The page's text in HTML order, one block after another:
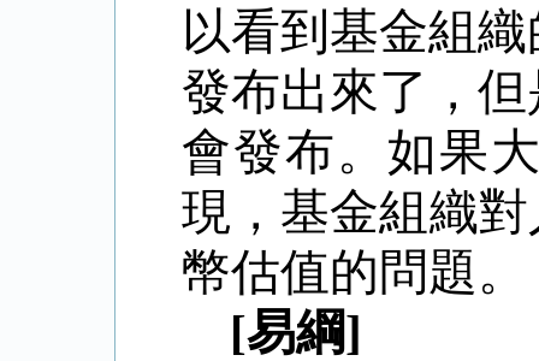
以看到基金組
發布出來了，
會發布。如果
現，基金組織
幣估值的問題。
[易綱]